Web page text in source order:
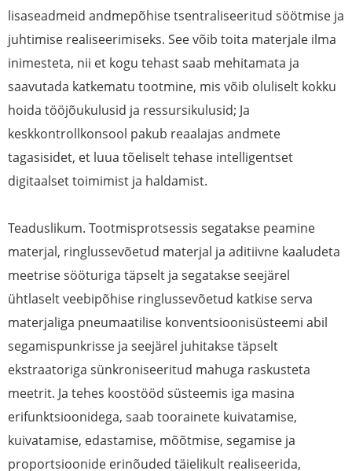
lisaseadmeid andmepõhise tsentraliseeritud söötmise ja
juhtimise realiseerimiseks. See võib toita materjale ilma
inimesteta, nii et kogu tehast saab mehitamata ja
saavutada katkematu tootmine, mis võib oluliselt kokku
hoida tööjõukulusid ja ressursikulusid; Ja
keskkontrollkonsool pakub reaalajas andmete
tagasisidet, et luua tõeliselt tehase intelligentset
digitaalset toimimist ja haldamist.
Teaduslikum. Tootmisprotsessis segatakse peamine
materjal, ringlussevõetud materjal ja aditiivne kaaludeta
meetrise sööturiga täpselt ja segatakse seejärel
ühtlaselt veebipõhise ringlussevõetud katkise serva
materjaliga pneumaatilise konventsioonisüsteemi abil
segamispunkrisse ja seejärel juhitakse täpselt
ekstraatoriga sünkroniseeritud mahuga raskusteta
meetrit. Ja tehes koostööd süsteemis iga masina
erifunktsioonidega, saab toorainete kuivatamise,
kuivatamise, edastamise, mõõtmise, segamise ja
proportsioonide erinõuded täielikult realiseerida,